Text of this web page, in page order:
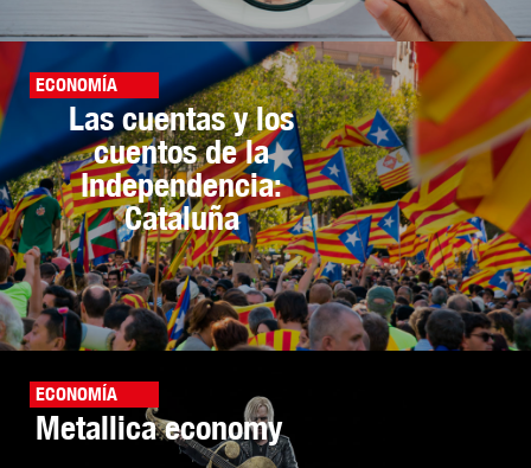
ECONOMÍA
Las cuentas y los
cuentos de la
Independencia:
Cataluña
ECONOMÍA
Metallica economy